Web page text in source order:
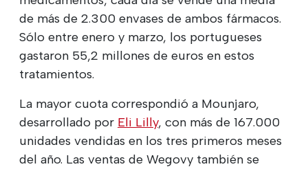
de más de 2.300 envases de ambos fármacos.
Sólo entre enero y marzo, los portugueses
gastaron 55,2 millones de euros en estos
tratamientos.
La mayor cuota correspondió a Mounjaro,
desarrollado por Eli Lilly, con más de 167.000
unidades vendidas en los tres primeros meses
del año. Las ventas de Wegovy también se